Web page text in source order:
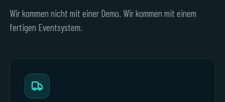
Wir kommen nicht mit einer Demo. Wir kommen mit einem
fertigen Eventsystem.